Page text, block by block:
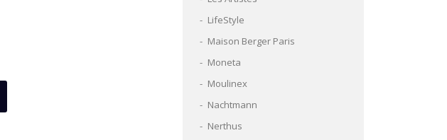
LifeStyle
Maison Berger Paris
Moneta
Moulinex
Nachtmann
Nerthus